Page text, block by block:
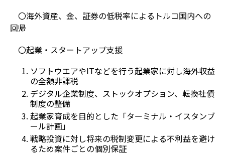
〇海外資産、金、証券の低税率によるトルコ国内への
回帰
〇起業・スタートアップ支援
ソフトウエアやITなどを行う起業家に対し海外収益
の全額非課税
デジタル企業制度、ストックオプション、転換社債
制度の整備
起業家育成を目的とした「ターミナル・イスタンブ
ール計画」
戦略投資に対し将来の税制変更による不利益を避け
るため案件ごとの個別保証